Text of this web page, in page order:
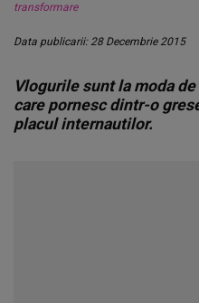
transformare
Data publicarii: 28 Decembrie 2015
Vlogurile sunt la moda
care pornesc dintr-o
placul internautilor.